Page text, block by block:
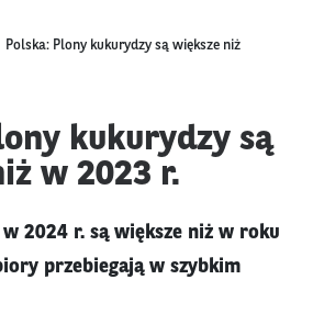
Polska: Plony kukurydzy są większe niż
kukurydzy są
w 2023 r.
2024 r. są większe niż w roku
przebiegają w szybkim